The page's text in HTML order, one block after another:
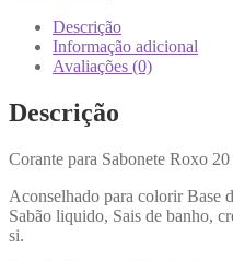
Descrição
Informação adicional
Avaliações (0)
Descrição
Corante para Sabonete Roxo
Aconselhado para colorir Base
Sabão liquido, Sais de banho,
si.